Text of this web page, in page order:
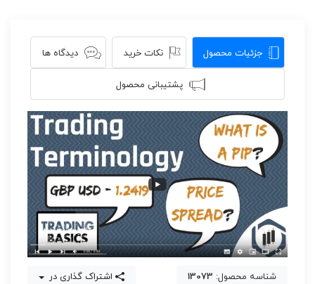
جزئیات محصول نکات خرید دیدگاه ها
پشتیبانی محصول
شناسه محصول: 13073 اشتراک گذاری در